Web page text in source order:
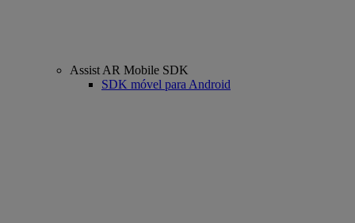
Assist AR Mobile SDK
SDK móvel para Android